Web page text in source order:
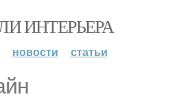
ИНТЕРЬЕРА
новости статьи